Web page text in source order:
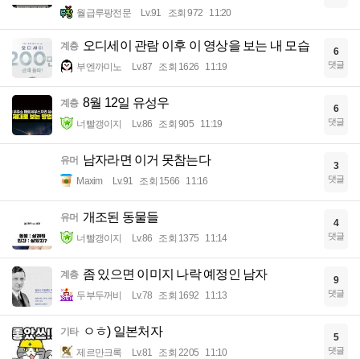
월급루팡전문 Lv.91 조회 972 11:20
계층 오디세이 관람 이후 이 영상을 보는 내 모습
부엔까미노 Lv.87 조회 1626 11:19
6
댓글
계층 8월 12일 유성우
너빨갱이지 Lv.86 조회 905 11:19
6
댓글
유머 남자라면 이거 못참는다
Maxim Lv.91 조회 1566 11:16
3
댓글
유머 개조된 동물들
너빨갱이지 Lv.86 조회 1375 11:14
4
댓글
계층 좀 있으면 이미지 나락 예정인 남자
두부두꺼비 Lv.78 조회 1692 11:13
9
댓글
기타 ㅇㅎ) 일본처자
제르만크록 Lv.81 조회 2205 11:10
5
댓글